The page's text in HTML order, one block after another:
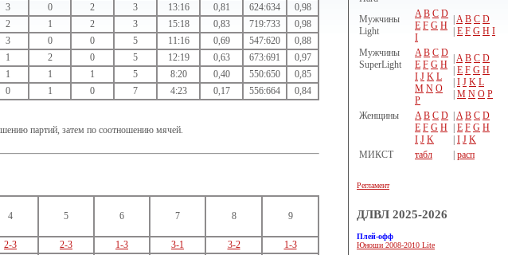
3 0 2 3 13:16 0,81 624:634
0,98
2 1 2 3 15:18 0,83 719:733
0,98
3 0 0 5 11:16 0,69 547:620
0,88
1 2 0 5 12:19 0,63 673:691
0,97
1 1 1 5 8:20 0,40 550:650
0,85
0 1 0 7 4:23 0,17 556:664 0,84
партий, затем по соотношению мячей.
4 5 6 7 8 9
2-3 2-3 1-3 3-1 3-2
1-3
Мужчины
Light
A B C D
E F G H
I
|A B C D
| E F G H I
Мужчины
SuperLight
A B C D
E F G H
I J K L
M N O
P
|A B C D
| E F G H
| I J K L
| M N O P
Женщины
A B C D
E F G H
I J K
|A B C D
| E F G H
| I J K
МИКСТ
табл | расп
Регламент
ДЛВЛ 2025-2026
Плей-офф
Юноши 2008-2010 Lite